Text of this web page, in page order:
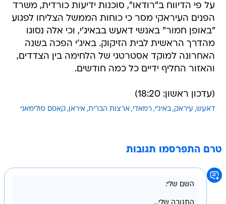
על פי הדיווח ב"רודאו", סוכנות ידיעות כורדית, משרד
הפנים העיראקי מסר כי כוחות הממשל הצליחו לפגוע
"באופן חמור" באנשי דאעש בבאיג'י, וכי אלה נסוגו
מהדרך הראשית לבית הזיקוק. באיג'י הפכה בשנה
האחרונה למוקד אסטרטגי של הלחימה בין הצדדים,
והאזור החליף ידיים כל כמה חודשים.
(עדכון ראשון: 18:20)
דאעש עיראק באיג'י רמאדי ארצות הברית איראן קאסם סולימאני
טרם התפרסמו תגובות